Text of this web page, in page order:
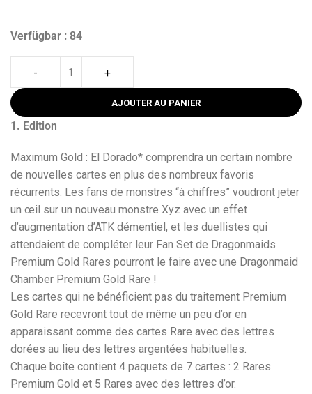
Verfügbar : 84
- +
AJOUTER AU PANIER
1. Edition
Maximum Gold : El Dorado* comprendra un certain nombre
de nouvelles cartes en plus des nombreux favoris
récurrents. Les fans de monstres “à chiffres” voudront jeter
un œil sur un nouveau monstre Xyz avec un effet
d’augmentation d’ATK démentiel, et les duellistes qui
attendaient de compléter leur Fan Set de Dragonmaids
Premium Gold Rares pourront le faire avec une Dragonmaid
Chamber Premium Gold Rare !
Les cartes qui ne bénéficient pas du traitement Premium
Gold Rare recevront tout de même un peu d’or en
apparaissant comme des cartes Rare avec des lettres
dorées au lieu des lettres argentées habituelles.
Chaque boîte contient 4 paquets de 7 cartes : 2 Rares
Premium Gold et 5 Rares avec des lettres d’or.